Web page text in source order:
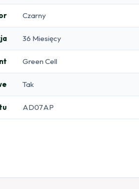
Czarny
36 Miesięcy
Green Cell
Tak
AD07AP